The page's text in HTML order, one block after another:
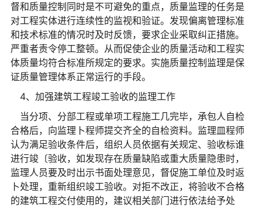
督和质量控制同时是不可避免的重点，质量监理的任务是
对工程实体进行连续性的监视和验证。发现偏离管理标准
和技术标准的情况时及时反馈，要求企业采取纠正措施。
严重者责令停工整顿。从而促使企业的质量活动和工程实
体质量均符合标准所规定的要求。实施质量控制监理是保
证质量管理体系正常运行的手段。
4、加强建筑工程竣工验收的监理工作
当分项、分部工程或单项工程施工几完毕，承包人自检
合格后，向监理卜程师提交齐全的自检资料。监理皿程师
认为满足验收条件后，组织人员依据有关规定、验收标谁
进行竣〔验收，如发现存在质量缺陷或重大质量隐患时，
监理人员要及时出示书面处理意见，督促施工单位及时返
卜处理，重新组织竣工验收。对拒不改正，将验收不合格
的建筑工程交付使用的，建议相关部门进行依法给予处